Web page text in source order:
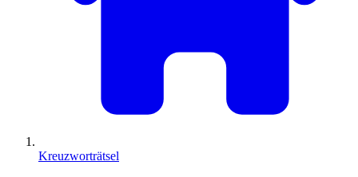
Kreuzworträtsel